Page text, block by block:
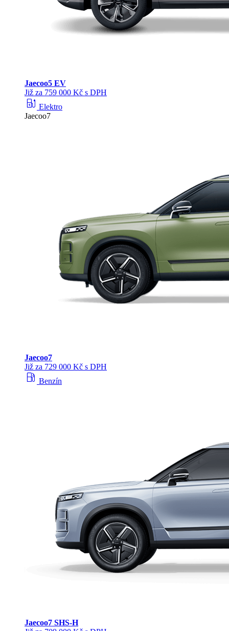
Jaecoo5 EV
Již za 759 000 Kč s DPH
ev_station Elektro
Jaecoo7
Jaecoo7
Již za 729 000 Kč s DPH
local_gas_station Benzín
Jaecoo7 SHS-H